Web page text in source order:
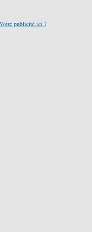
Votre publicité ici ?